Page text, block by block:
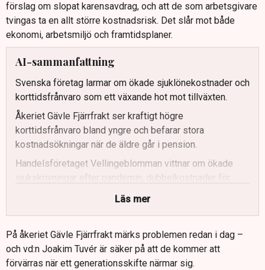
förslag om slopat karensavdrag, och att de som arbetsgivare
tvingas ta en allt större kostnadsrisk. Det slår mot både
ekonomi, arbetsmiljö och framtidsplaner.
AI-sammanfattning
Svenska företag larmar om ökade sjuklönekostnader och
korttidsfrånvaro som ett växande hot mot tillväxten.
Åkeriet Gävle Fjärrfrakt ser kraftigt högre
korttidsfrånvaro bland yngre och befarar stora
kostnadsökningar när de äldre går i pension.
Handelsföretaget Vellingeblomman vittnar om ökade
sjukskrivningar efter pandemin, dubbelkostnader för
bemanning och hårdare belastning på plikttrogna
kostnader eftersom varje sjukskrivning omedelbart
kräver vikarie i dygnet runt-verksamhet.
Läs mer
På åkeriet Gävle Fjärrfrakt märks problemen redan i dag –
och vd:n Joakim Tuvér är säker på att de kommer att
förvärras när ett generationsskifte närmar sig.